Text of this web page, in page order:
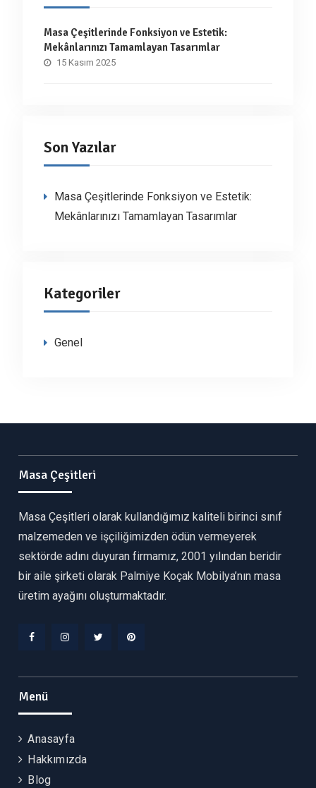
Masa Çeşitlerinde Fonksiyon ve Estetik:
Mekânlarınızı Tamamlayan Tasarımlar
15 Kasım 2025
Son Yazılar
Masa Çeşitlerinde Fonksiyon ve Estetik:
Mekânlarınızı Tamamlayan Tasarımlar
Kategoriler
Genel
Masa Çeşitleri
Masa Çeşitleri olarak kullandığımız kaliteli birinci sınıf
malzemeden ve işçiliğimizden ödün vermeyerek
sektörde adını duyuran firmamız, 2001 yılından beridir
bir aile şirketi olarak Palmiye Koçak Mobilya’nın masa
üretim ayağını oluşturmaktadır.
Menü
Anasayfa
Hakkımızda
Blog